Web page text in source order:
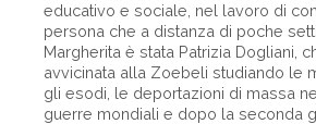
educativo e sociale, nel lavoro di
persona che a distanza di poche
Margherita è stata Patrizia Dogliani,
avvicinata alla Zoebeli studiando le
gli esodi, le deportazioni di massa
guerre mondiali e dopo la seconda